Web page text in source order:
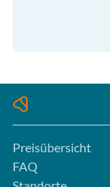
Preisübersicht
FAQ